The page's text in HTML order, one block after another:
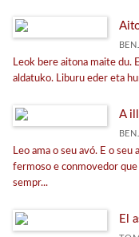
Leok bere aitona maite du.
aldatuko. Liburu eder eta
A
Leo ama o seu avó. E o seu
fermoso e conmovedor que
sempr...
El